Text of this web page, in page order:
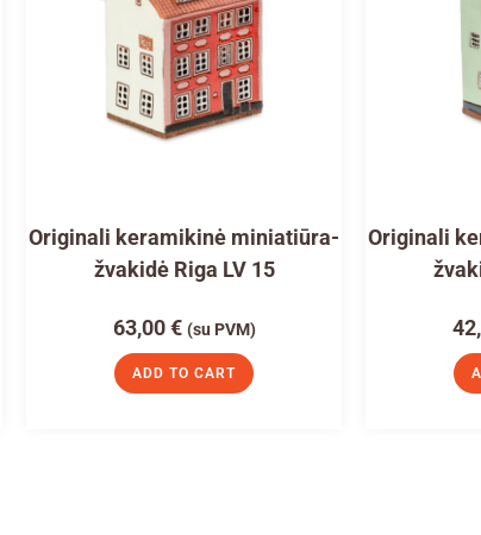
Originali keramikinė miniatiūra-
žvakidė Riga LV 15
63,00€ (su PVM)
ADD TO CART
Originali